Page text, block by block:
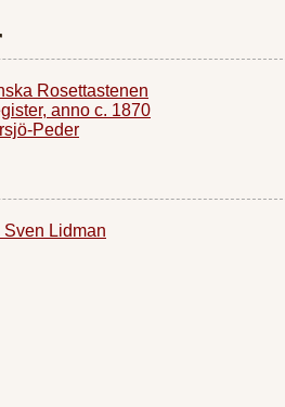
Rosettastenen
anno c. 1870
Peder
Lidman